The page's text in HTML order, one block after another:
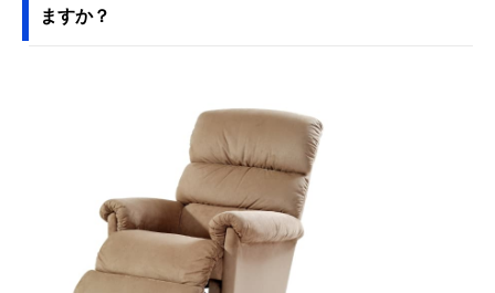
ますか？